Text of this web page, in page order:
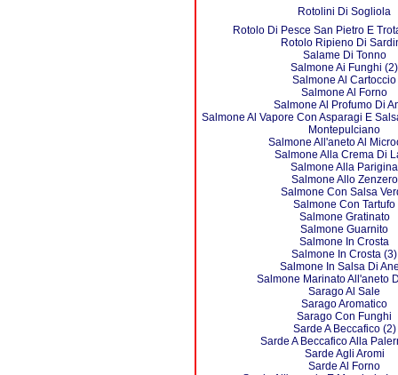
Rotolini Di Sogliola
Rotolo Di Pesce San Pietro E
Rotolo Ripieno Di
Salame Di Tonno
Salmone Ai Funghi (2)
Salmone Al Cartoccio
Salmone Al Forno
Salmone Al Profumo Di
Salmone Al Vapore Con Asparagi E
Montepulciano
Salmone All'aneto Al
Salmone Alla Crema Di
Salmone Alla Parigina
Salmone Allo Zenzero
Salmone Con Salsa
Salmone Con Tartufo
Salmone Gratinato
Salmone Guarnito
Salmone In Crosta
Salmone In Crosta (3)
Salmone In Salsa Di
Salmone Marinato All'aneto
Sarago Al Sale
Sarago Aromatico
Sarago Con Funghi
Sarde A Beccafico (2)
Sarde A Beccafico Alla
Sarde Agli Aromi
Sarde Al Forno